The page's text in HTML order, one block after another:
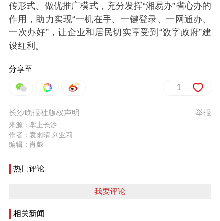
传形式、做优推广模式，充分发挥“湘易办”省心办的
作用，助力实现“一机在手、一键登录、一网通办、
一次办好”，让企业和居民切实享受到“数字政府”建
设红利。
分享至
1
举报
长沙晚报社版权声明
来源：掌上长沙
作者：袁雨晴 刘亚莉
编辑：肖彪
热门评论
我要评论
相关新闻